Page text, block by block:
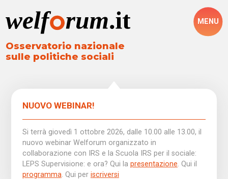
Osservatorio nazionale
sulle politiche sociali
MENU
NUOVO WEBINAR!
Si terrà giovedì 1 ottobre 2026, dalle 10.00 alle 13.00, il
nuovo webinar Welforum organizzato in
collaborazione con IRS e la Scuola IRS per il sociale:
LEPS Supervisione: e ora? Qui la presentazione . Qui il
programma . Qui per iscriversi